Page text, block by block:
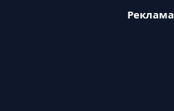
Реклама